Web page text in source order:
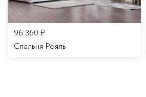
96 360 ₽
Спальня Рояль